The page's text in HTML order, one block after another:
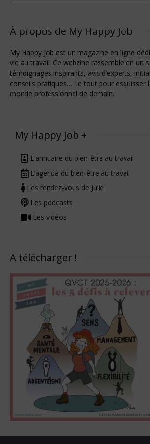
À propos de My Happy Job
My Happy Job est un magazine en ligne
vie au travail. Ce webzine rassemble en un
témoignages inspirants, avis d’experts,
conseils pratiques… Le tout pour esquisser
monde professionnel de demain.
My Happy Job +
L’annuaire du bien-être au travail
L’agenda du bien-être au travail
Les rendez-vous de Julie
Les podcasts
Les vidéos
A télécharger !